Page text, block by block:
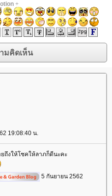
+
19:08:40 น.
งให้โชคให้ลาภก็ดีนะคะ
5 กันยายน 2562